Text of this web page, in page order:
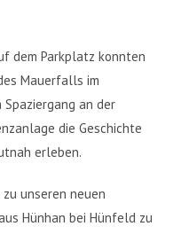
dem Parkplatz konnten
Mauerfalls im
Spaziergang an der
die Geschichte
erleben.
unseren neuen
Hünhan bei Hünfeld zu